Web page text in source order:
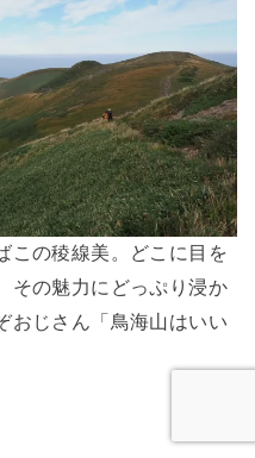
この稜線美。どこに目を
その魅力にどっぷり浸か
おじさん「鳥海山はいい